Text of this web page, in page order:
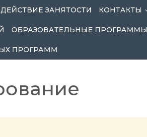
ЗАНЯТОСТИ КОНТАКТЫ
ОБРАЗОВАТЕЛЬНЫЕ ПРОГРАММЫ
ПРОГРАММ